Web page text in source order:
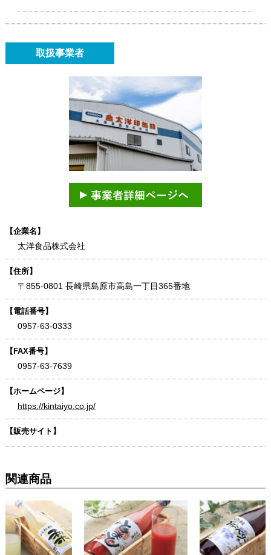
取扱事業者
【企業名】
太洋食品株式会社
【住所】
〒855-0801 長崎県島原市高島一丁目365番地
【電話番号】
0957-63-0333
【FAX番号】
0957-63-7639
【ホームページ】
https://kintaiyo.co.jp/
【販売サイト】
関連商品